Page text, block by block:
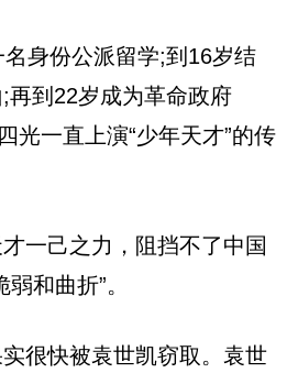
名身份公派留学;到16岁结
再到22岁成为革命政府
光一直上演“少年天才”的传
一己之力，阻挡不了中国
和曲折”。
很快被袁世凯窃取。袁世